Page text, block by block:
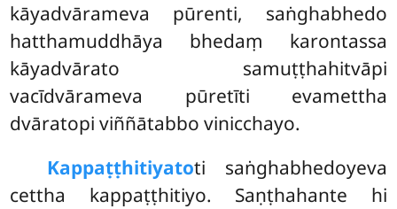
kāyadvārameva pūrenti, saṅghabhedo
hatthamuddhāya bhedaṃ karontassa
kāyadvārato samuṭṭhahitvāpi
vacīdvārameva pūretīti evamettha
dvāratopi viññātabbo vinicchayo.
Kappaṭṭhitiyatoti saṅghabhedoyeva
cettha kappaṭṭhitiyo. Saṇṭhahante hi